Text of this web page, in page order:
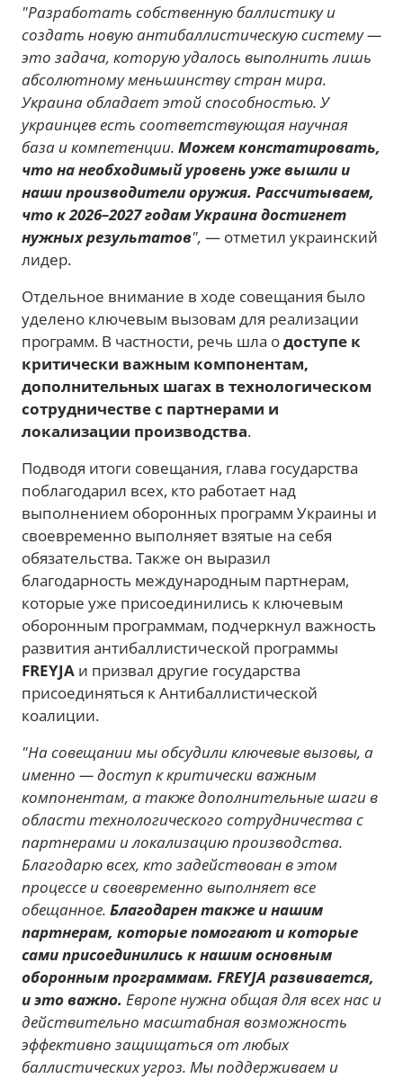
"Разработать собственную баллистику и
создать новую антибаллистическую систему —
это задача, которую удалось выполнить лишь
абсолютному меньшинству стран мира.
Украина обладает этой способностью. У
украинцев есть соответствующая научная
база и компетенции. Можем констатировать,
что на необходимый уровень уже вышли и
наши производители оружия. Рассчитываем,
что к 2026–2027 годам Украина достигнет
нужных результатов", — отметил украинский
лидер.
Отдельное внимание в ходе совещания было
уделено ключевым вызовам для реализации
программ. В частности, речь шла одоступе к
критически важным компонентам,
дополнительных шагах в технологическом
сотрудничестве с партнерами и
локализации производства.
Подводя итоги совещания, глава государства
поблагодарил всех, кто работает над
выполнением оборонных программ Украины и
своевременно выполняет взятые на себя
обязательства. Также он выразил
благодарность международным партнерам,
которые уже присоединились к ключевым
оборонным программам, подчеркнул важность
развития антибаллистической программы
FREYJA и призвал другие государства
присоединяться к Антибаллистической
коалиции.
"На совещании мы обсудили ключевые вызовы, а
именно — доступ к критически важным
компонентам, а также дополнительные шаги в
области технологического сотрудничества с
партнерами и локализацию производства.
Благодарю всех, кто задействован в этом
процессе и своевременно выполняет все
обещанное. Благодарен также и нашим
партнерам, которые помогают и которые
сами присоединились к нашим основным
оборонным программам. FREYJA развивается,
и это важно. Европе нужна общая для всех нас и
действительно масштабная возможность
эффективно защищаться от любых
баллистических угроз. Мы поддерживаем и